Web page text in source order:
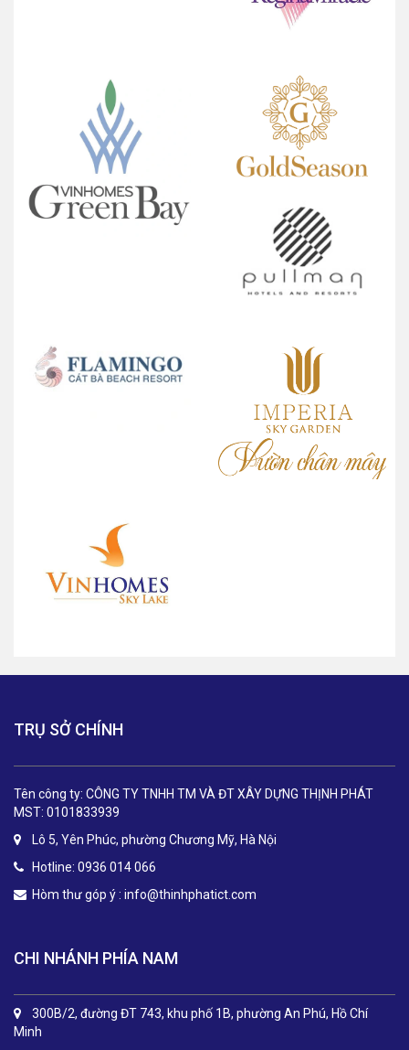
TRỤ SỞ CHÍNH
Tên công ty: CÔNG TY TNHH TM VÀ ĐT XÂY DỰNG THỊNH PHÁT
MST: 0101833939
Lô 5, Yên Phúc, phường Chương Mỹ, Hà Nội
Hotline: 0936 014 066
Hòm thư góp ý : info@thinhphatict.com
CHI NHÁNH PHÍA NAM
300B/2, đường ĐT 743, khu phố 1B, phường An Phú, Hồ Chí
Minh